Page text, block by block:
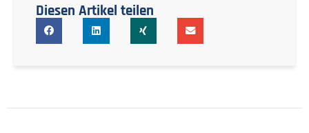
Diesen Artikel teilen